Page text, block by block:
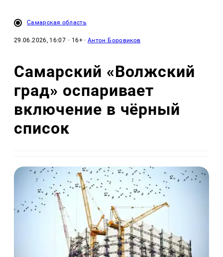
Самарская область
29.06.2026, 16:07 · 16+ ·Антон Боровиков
Самарский «Волжский
град» оспаривает
включение в чёрный
список